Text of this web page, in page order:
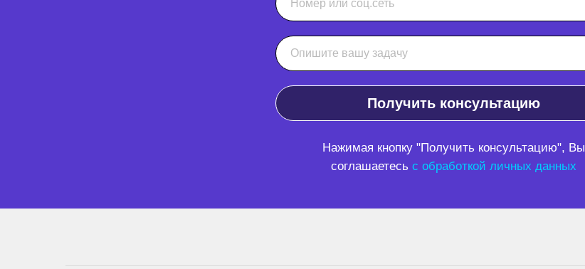
Нажимая кнопку "Получить консультацию", Вы
соглашаетесь с обработкой личных данных
Получить консультацию